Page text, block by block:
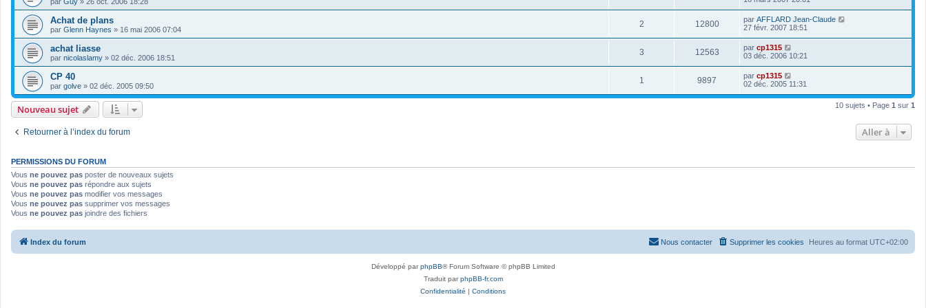
Achat de plans
par Glenn Haynes » 16 mai 2006 07:04
2 12800 par AFFLARD Jean-Claude
27 févr. 2007 18:51
achat liasse
par nicolaslamy » 02 déc. 2006 18:51
3 12563 par cp1315
03 déc. 2006 10:21
CP 40
par golve » 02 déc. 2005 09:50
1 9897 par cp1315
02 déc. 2005 11:31
Nouveau sujet 10 sujets • Page 1 sur 1
Retourner à l’index du forum Aller à
PERMISSIONS DU FORUM
Vous ne pouvez pas poster de nouveaux sujets
Vous ne pouvez pas répondre aux sujets
Vous ne pouvez pas modifier vos messages
Vous ne pouvez pas supprimer vos messages
Vous ne pouvez pas joindre des fichiers
Index du forum Heures au format UTC+02:00
Supprimer les cookies
Nous contacter
Développé parphpBB® Forum Software © phpBB Limited
Traduit parphpBB-fr.com
Confidentialité | Conditions